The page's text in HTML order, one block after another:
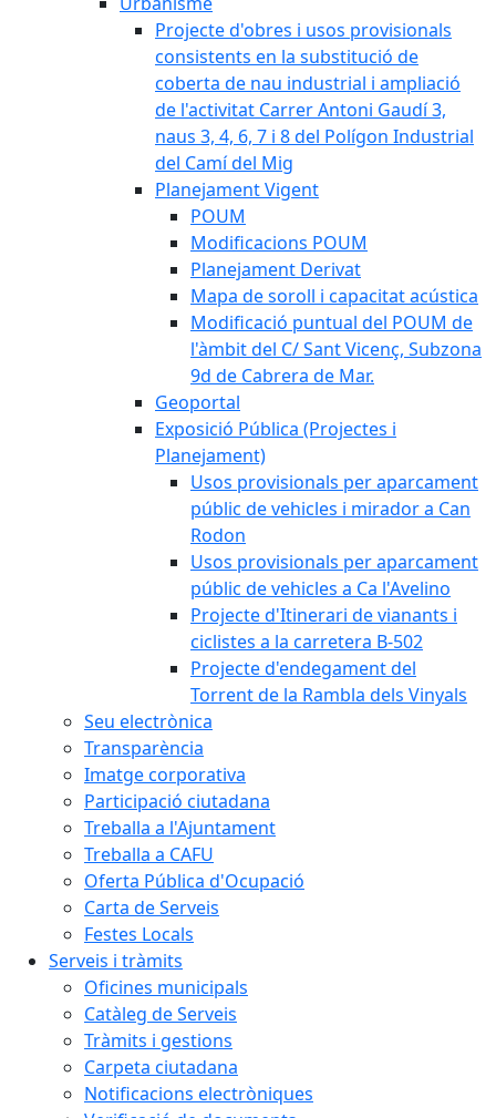
Projecte d'obres i usos provisionals
consistents en la substitució de
coberta de nau industrial i ampliació
de l'activitat Carrer Antoni Gaudí 3,
naus 3, 4, 6, 7 i 8 del Polígon Industrial
del Camí del Mig
Planejament Vigent
POUM
Modificacions POUM
Planejament Derivat
Mapa de soroll i capacitat acústica
Modificació puntual del POUM de
l'àmbit del C/ Sant Vicenç, Subzona
9d de Cabrera de Mar.
Geoportal
Exposició Pública (Projectes i
Planejament)
Usos provisionals per aparcament
públic de vehicles i mirador a Can
Rodon
Usos provisionals per aparcament
públic de vehicles a Ca l'Avelino
Projecte d'Itinerari de vianants i
ciclistes a la carretera B-502
Projecte d'endegament del
Torrent de la Rambla dels Vinyals
Seu electrònica
Transparència
Imatge corporativa
Participació ciutadana
Treballa a l'Ajuntament
Treballa a CAFU
Oferta Pública d'Ocupació
Carta de Serveis
Festes Locals
Serveis i tràmits
Oficines municipals
Catàleg de Serveis
Tràmits i gestions
Carpeta ciutadana
Notificacions electròniques